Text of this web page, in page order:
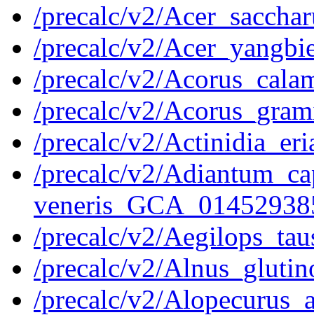
/precalc/v2/
/precalc/v2/
/precalc/v2/
/precalc/v2/
/precalc/v2/
/precalc/v2/
/precalc/v2/
/precalc/v2/
/precalc/v2/